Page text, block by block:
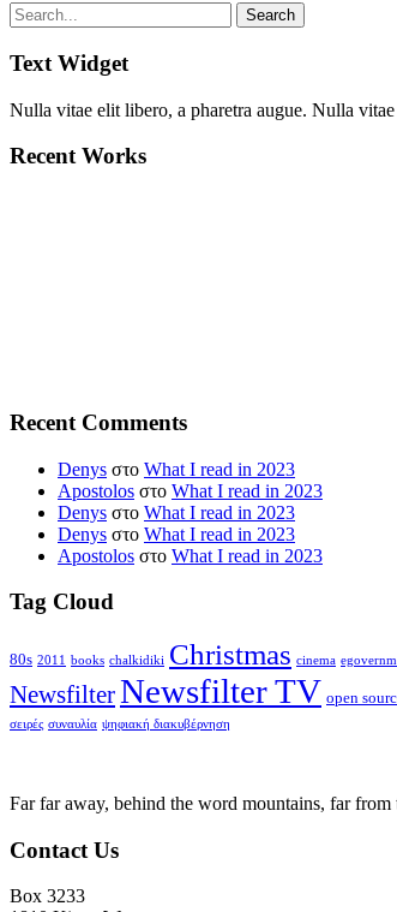
Text Widget
Nulla vitae elit libero, a pharetra augue. Nulla
Recent Works
Recent Comments
Denys στο What I read in 2023
Apostolos στο What I read in 2023
Denys στο What I read in 2023
Denys στο What I read in 2023
Apostolos στο What I read in 2023
Tag Cloud
80s 2011 books chalkidiki Christmas cinema
NewsfilterNewsfilter TV open
σειρές συναυλία ψηφιακή διακυβέρνηση
Far far away, behind the word mountains, far
Contact Us
Box 3233